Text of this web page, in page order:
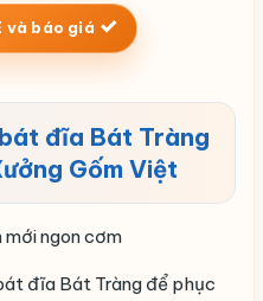
và báo giá
đĩa Bát Tràng
Gốm Việt
ngon cơm
đĩa Bát Tràng để phục